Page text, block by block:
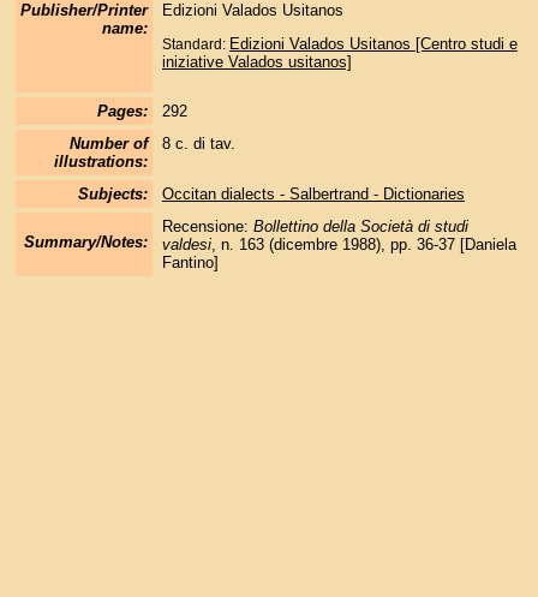
Publisher/Printer
name:
Edizioni Valados Usitanos
Standard: Edizioni Valados Usitanos [Centro studi e
iniziative Valados usitanos]
Pages:
292
Number of
illustrations:
8 c. di tav.
Subjects: Occitan dialects - Salbertrand - Dictionaries
Summary/Notes:
Recensione: Bollettino della Società di studi
valdesi, n. 163 (dicembre 1988), pp. 36-37 [Daniela
Fantino]